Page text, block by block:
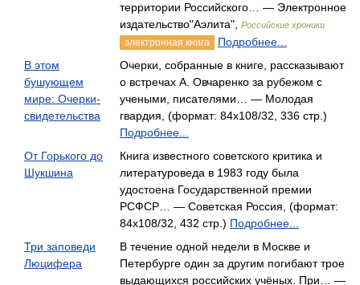
территории Российского… — Электронное
издательство"Аэлита",
Российские хроники
электронная книга
Подробнее...
В этом
бушующем
мире: Очерки-
свидетельства
Очерки, собранные в книге, рассказывают
о встречах А. Овчаренко за рубежом с
учеными, писателями… — Молодая
гвардия, (формат: 84x108/32, 336 стр.)
Подробнее...
От Горького до
Шукшина
Книга известного советского критика и
литературоведа в 1983 году была
удостоена Государственной премии
РСФСР… — Советская Россия, (формат:
84x108/32, 432 стр.) Подробнее...
Три заповеди
Люцифера
В течение одной недели в Москве и
Петербурге один за другим погибают трое
выдающихся российских учёных. При… —